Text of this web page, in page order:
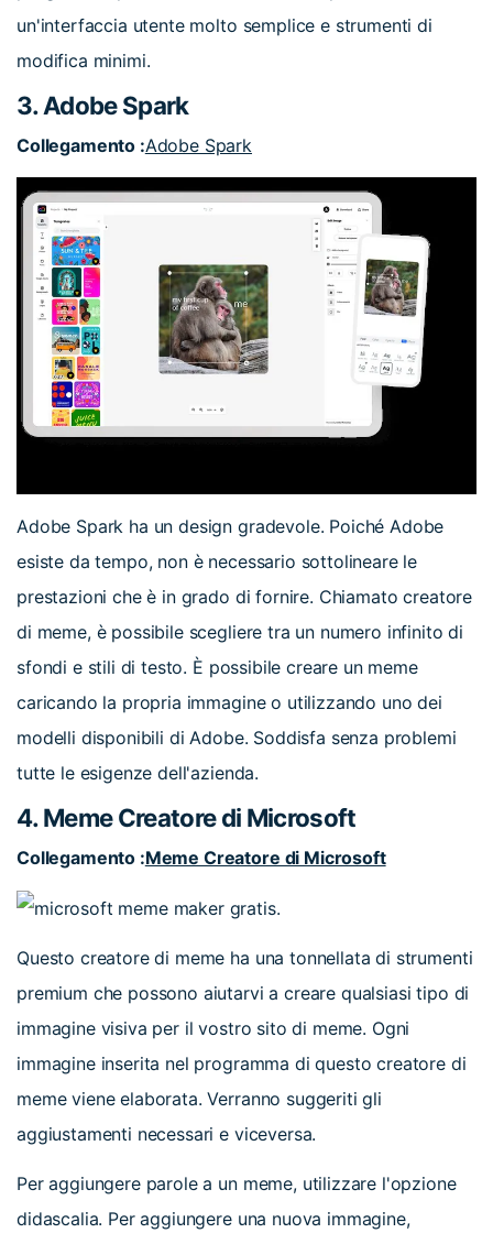
un'interfaccia utente molto semplice e strumenti di
modifica minimi.
3. Adobe Spark
Collegamento :Adobe Spark
Adobe Spark ha un design gradevole. Poiché Adobe
esiste da tempo, non è necessario sottolineare le
prestazioni che è in grado di fornire. Chiamato creatore
di meme, è possibile scegliere tra un numero infinito di
sfondi e stili di testo. È possibile creare un meme
caricando la propria immagine o utilizzando uno dei
modelli disponibili di Adobe. Soddisfa senza problemi
tutte le esigenze dell'azienda.
4. Meme Creatore di Microsoft
Collegamento :Meme Creatore di Microsoft
Questo creatore di meme ha una tonnellata di strumenti
premium che possono aiutarvi a creare qualsiasi tipo di
immagine visiva per il vostro sito di meme. Ogni
immagine inserita nel programma di questo creatore di
meme viene elaborata. Verranno suggeriti gli
aggiustamenti necessari e viceversa.
Per aggiungere parole a un meme, utilizzare l'opzione
didascalia. Per aggiungere una nuova immagine,